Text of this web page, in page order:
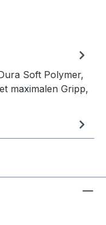
Soft Polymer,
maximalen Gripp,